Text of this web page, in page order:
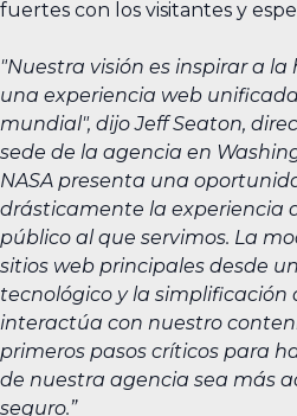
fuertes con los visitantes y
"Nuestra visión es inspirar a
una experiencia web
mundial", dijo Jeff Seaton,
sede de la agencia en
NASA presenta una
drásticamente la experiencia
público al que servimos. La
sitios web principales desde
tecnológico y la simplificación
interactúa con nuestro
primeros pasos críticos para
de nuestra agencia sea más
seguro.”